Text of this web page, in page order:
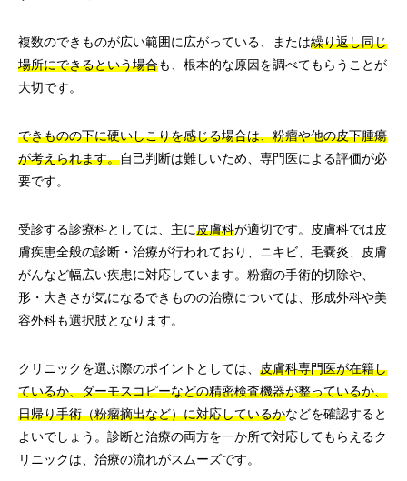
複数のできものが広い範囲に広がっている、または繰り返し同じ
場所にできるという場合も、根本的な原因を調べてもらうことが
大切です。
できものの下に硬いしこりを感じる場合は、粉瘤や他の皮下腫瘍
が考えられます。自己判断は難しいため、専門医による評価が必
要です。
受診する診療科としては、主に皮膚科が適切です。皮膚科では皮
膚疾患全般の診断・治療が行われており、ニキビ、毛嚢炎、皮膚
がんなど幅広い疾患に対応しています。粉瘤の手術的切除や、
形・大きさが気になるできものの治療については、形成外科や美
容外科も選択肢となります。
クリニックを選ぶ際のポイントとしては、 皮膚科専門医が在籍し
ているか、ダーモスコピーなどの精密検査機器が整っているか、
日帰り手術（粉瘤摘出など）に対応しているかなどを確認すると
よいでしょう。診断と治療の両方を一か所で対応してもらえるク
リニックは、治療の流れがスムーズです。